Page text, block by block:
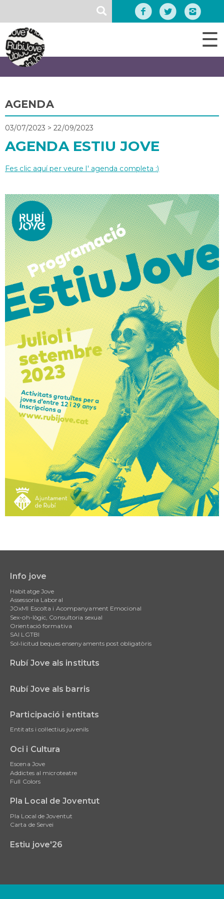
contingut
☰
AGENDA
03/07/2023 >22/09/2023
AGENDA ESTIU JOVE
Fes clic aquí per veure l' agenda completa :)
navigation
Info jove
Habitatge Jove
Assessoria Laboral
JOxMI Escolta i Acompanyament Emocional
Sex-oh-lògic, Consultoria sexual
Orientació formativa
SAI LGTBI
Sol•licitud beques ensenyaments post obligatòris
Rubí Jove als instituts
Rubí Jove als barris
Participació i entitats
Entitats i col·lectius juvenils
Oci i Cultura
Escena Jove
Addictes al microteatre
Full Colors
Pla Local de Joventut
Pla Local de Joventut
Carta de Servei
Estiu jove'26